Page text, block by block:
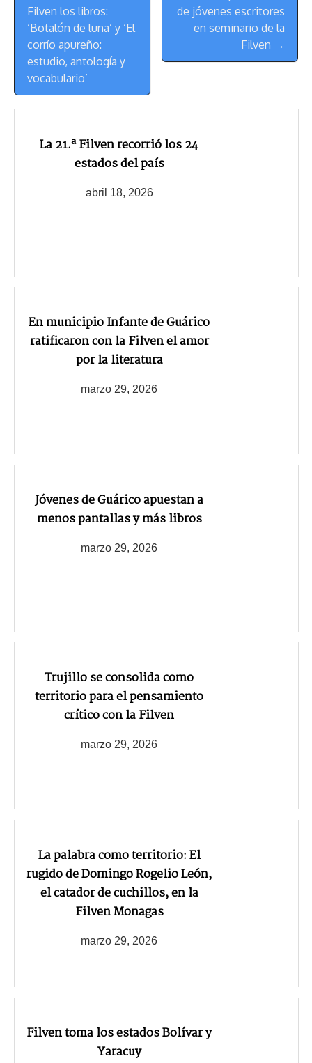
t
de
Navegación
Filven los libros:
‘Botalón de luna’ y ‘El
corrío apureño:
estudio, antología y
vocabulario’
de jóvenes escritores
en seminario de la
Filven →
La 21.ª Filven recorrió los 24
estados del país
abril 18, 2026
En municipio Infante de Guárico
ratificaron con la Filven el amor
por la literatura
marzo 29, 2026
Jóvenes de Guárico apuestan a
menos pantallas y más libros
marzo 29, 2026
Trujillo se consolida como
territorio para el pensamiento
crítico con la Filven
marzo 29, 2026
La palabra como territorio: El
rugido de Domingo Rogelio León,
el catador de cuchillos, en la
Filven Monagas
marzo 29, 2026
Filven toma los estados Bolívar y
Yaracuy